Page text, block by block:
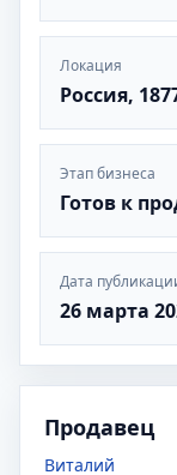
Локация
Россия,
Этап бизнеса
Готов к
Дата
26 марта
Продавец
Виталий